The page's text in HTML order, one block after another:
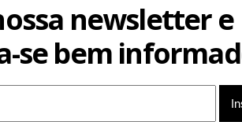
exatamente o momento em que a
rápido, abrir anexos e tomar decisões
newsletter e
se bem